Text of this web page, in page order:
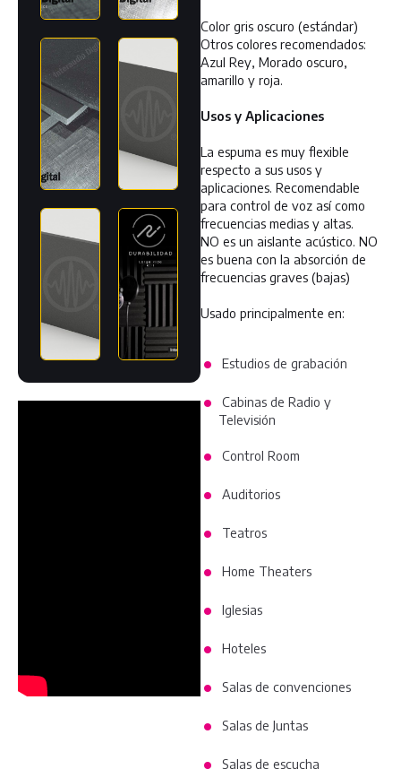
Color gris oscuro (estándar)
Otros colores recomendados:
Azul Rey, Morado oscuro,
amarillo y roja.
Usos y Aplicaciones
La espuma es muy flexible
respecto a sus usos y
aplicaciones. Recomendable
para control de voz así como
frecuencias medias y altas.
NO es un aislante acústico. NO
es buena con la absorción de
frecuencias graves (bajas)
Usado principalmente en:
Estudios de grabación
Cabinas de Radio y
Televisión
Control Room
Auditorios
Teatros
Home Theaters
Iglesias
Hoteles
Salas de convenciones
Salas de Juntas
Salas de escucha